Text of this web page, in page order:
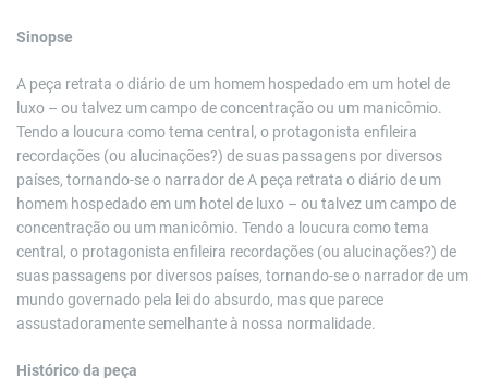
Sinopse
A peça retrata o diário de um homem hospedado em um hotel de
luxo – ou talvez um campo de concentração ou um manicômio.
Tendo a loucura como tema central, o protagonista enfileira
recordações (ou alucinações?) de suas passagens por diversos
países, tornando-se o narrador de A peça retrata o diário de um
homem hospedado em um hotel de luxo – ou talvez um campo de
concentração ou um manicômio. Tendo a loucura como tema
central, o protagonista enfileira recordações (ou alucinações?) de
suas passagens por diversos países, tornando-se o narrador de um
mundo governado pela lei do absurdo, mas que parece
assustadoramente semelhante à nossa normalidade.
Histórico da peça